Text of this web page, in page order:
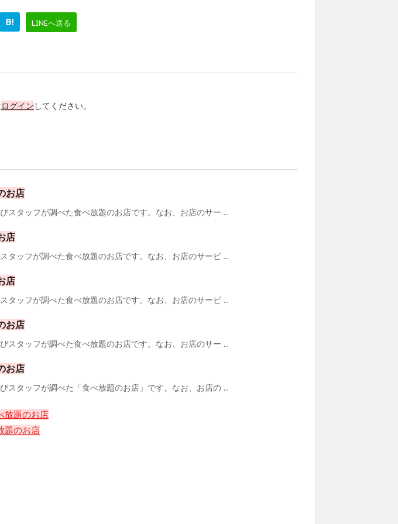
B! LINEへ送る
ログイン してください。
お店
スタッフが調べた食べ放題のお店です。なお、お店のサー ...
店
タッフが調べた食べ放題のお店です。なお、お店のサービ ...
店
タッフが調べた食べ放題のお店です。なお、お店のサービ ...
お店
スタッフが調べた食べ放題のお店です。なお、お店のサー ...
お店
スタッフが調べた「食べ放題のお店」です。なお、お店の ...
放題のお店
題のお店